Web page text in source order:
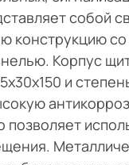
собой
конструкцию
Корпус
и
позволяет